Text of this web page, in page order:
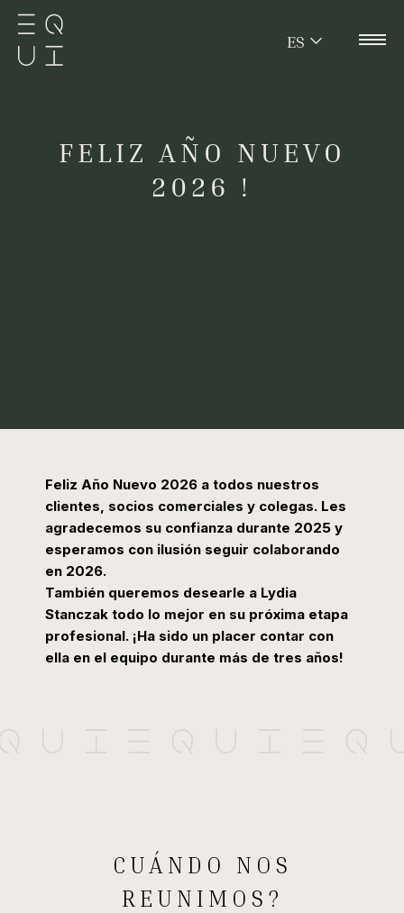
ES
FELIZ AÑO NUEVO
2026 !
Feliz Año Nuevo 2026 a todos nuestros
clientes, socios comerciales y colegas. Les
agradecemos su confianza durante 2025 y
esperamos con ilusión seguir colaborando
en 2026.
También queremos desearle a Lydia
Stanczak todo lo mejor en su próxima etapa
profesional. ¡Ha sido un placer contar con
ella en el equipo durante más de tres años!
CUÁNDO NOS
REUNIMOS?